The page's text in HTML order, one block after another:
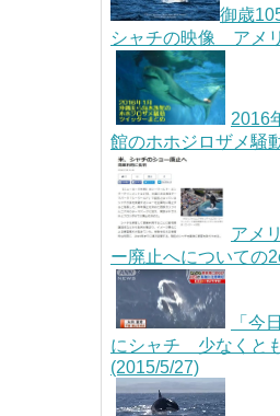
御歳
シャチの映像 アメ
2016
館のホホジロザメ騒
アメ
ー廃止へについての
「今
にシャチ 少なくと
(2015/5/27)